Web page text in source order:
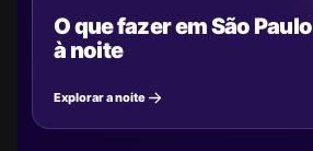
O que fazer em São Paulo
à noite
Explorar a noite